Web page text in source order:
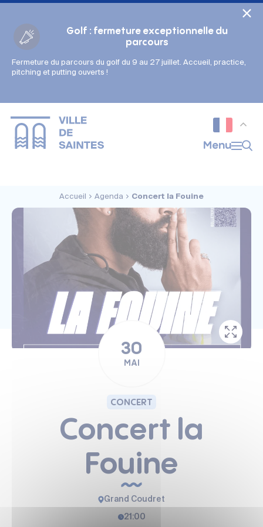
Golf : fermeture exceptionnelle du
parcours
Fermeture du parcours du golf du 9 au 27 juillet. Accueil, practice,
pitching et putting ouverts !
Menu
Accueil Agenda Concert la Fouine
30
MAI
CONCERT
Concert la
Fouine
Grand Coudret
21:00
Gestion des couleurs :
Police adaptée (dyslexie) :
Interlignage :
Par défaut
Augmenté
Taille du texte :
Très petite
Petite Défaut
Grande
Très grande
Affichage des images & vidéos :
Par défaut
Masquées
Cookies management panel